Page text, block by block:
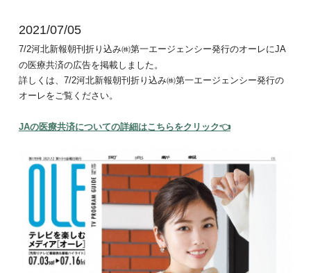
2021/07/05
7/2河北新報朝刊折り込み㈱第一エージェンシー発行のオーレにJA
の医療共済の広告を掲載しました。
詳しくは、7/2河北新報朝刊折り込み㈱第一エージェンシー発行の
オーレをご覧ください。
JAの医療共済についての詳細はこちらをクリック👈